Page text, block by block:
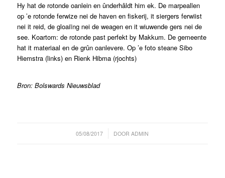
Hy hat de rotonde oanlein en ûnderhâldt him ek. De marpeallen
op ’e rotonde ferwize nei de haven en fiskerij, it siergers ferwiist
nei it reid, de gloaiïng nei de weagen en it wiuwende gers nei de
see. Koartom: de rotonde past perfekt by Makkum. De gemeente
hat it materiaal en de grûn oanlevere. Op ’e foto steane Sibo
Hiemstra (links) en Rienk Hibma (rjochts)
Bron: Bolswards Nieuwsblad
05/08/2017
/ DOORADMIN